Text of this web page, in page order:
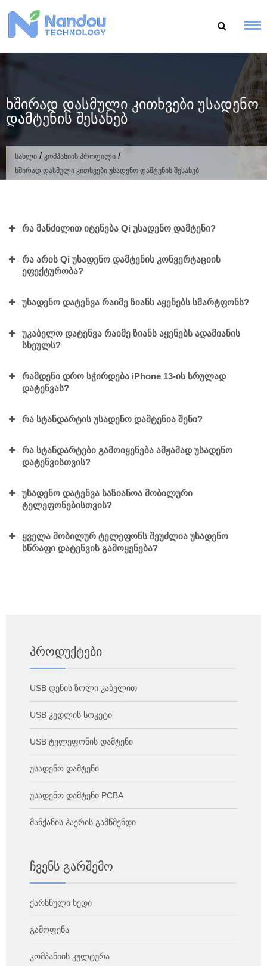
კონტენტზე
Ხშირად Დასმული Კითხვები Უსადენო
Დამტენის Შესახებ
სახლი / კომპანიის პროფილი /
ხშირად დასმული კითხვები უსადენო დამტენის შესახებ
რა მანძილით იტენება Qi უსადენო დამტენი?
რა არის Qi უსადენო დამტენის კონვერტაციის
ეფექტურობა?
უსადენო დატენვა რაიმე ზიანს აყენებს სმარტფონს?
უკაბელო დატენვა რაიმე ზიანს აყენებს ადამიანის
სხეულს?
რამდენი დრო სჭირდება iPhone 13-ის სრულად
დატენვას?
რა სტანდარტის უსადენო დამტენია შენი?
რა სტანდარტები გამოიყენება ამჟამად უსადენო
დატენვისთვის?
უსადენო დატენვა საზიანოა მობილური
ტელეფონებისთვის?
ყველა მობილურ ტელეფონს შეუძლია უსადენო
სწრაფი დატენვის გამოყენება?
Პროდუქტები
USB დენის ზოლი კაბელით
USB კედლის სოკეტი
USB ტელეფონის დამტენი
უსადენო დამტენი
უსადენო დამტენი PCBA
მანქანის ჰაერის გამწმენდი
Ჩვენს Გარშემო
ქარხნული ხედი
გამოფენა
კომპანიის კულტურა